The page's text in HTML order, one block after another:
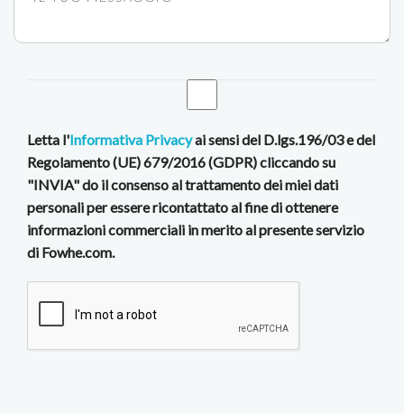
Letta l'Informativa Privacyai sensi del D.lgs.196/03 e del
Regolamento (UE) 679/2016 (GDPR) cliccando su
"INVIA" do il consenso al trattamento dei miei dati
personali per essere ricontattato al fine di ottenere
informazioni commerciali in merito al presente servizio
di Fowhe.com.